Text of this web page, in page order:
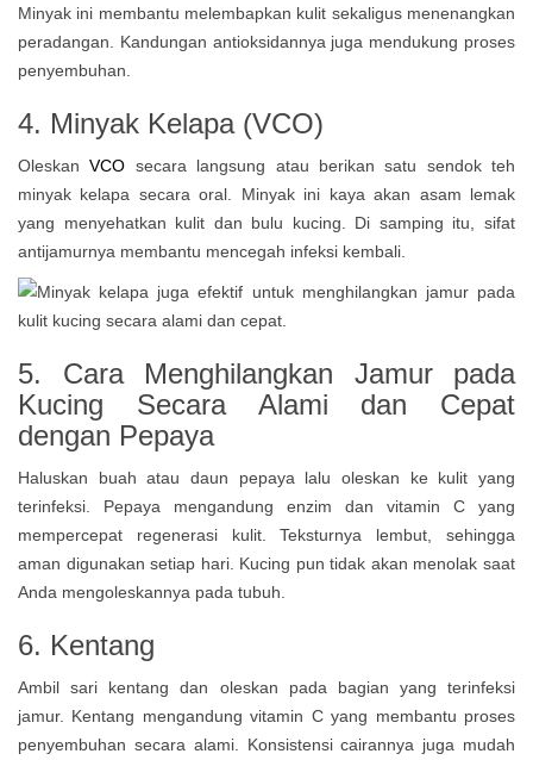
Minyak ini membantu melembapkan kulit sekaligus menenangkan
peradangan. Kandungan antioksidannya juga mendukung proses
penyembuhan.
4. Minyak Kelapa (VCO)
OleskanVCO secara langsung atau berikan satu sendok teh
minyak kelapa secara oral. Minyak ini kaya akan asam lemak
yang menyehatkan kulit dan bulu kucing. Di samping itu, sifat
antijamurnya membantu mencegah infeksi kembali.
5. Cara Menghilangkan Jamur pada
Kucing Secara Alami dan Cepat
dengan Pepaya
Haluskan buah atau daun pepaya lalu oleskan ke kulit yang
terinfeksi. Pepaya mengandung enzim dan vitamin C yang
mempercepat regenerasi kulit. Teksturnya lembut, sehingga
aman digunakan setiap hari. Kucing pun tidak akan menolak saat
Anda mengoleskannya pada tubuh.
6. Kentang
Ambil sari kentang dan oleskan pada bagian yang terinfeksi
jamur. Kentang mengandung vitamin C yang membantu proses
penyembuhan secara alami. Konsistensi cairannya juga mudah